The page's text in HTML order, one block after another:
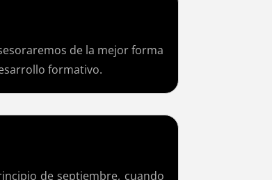
de la mejor forma
formativo.
de septiembre, cuando